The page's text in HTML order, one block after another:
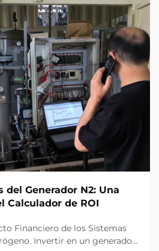
del Generador N2: Una
Calculador de ROI
Financiero de los Sistemas
Invertir en un generador